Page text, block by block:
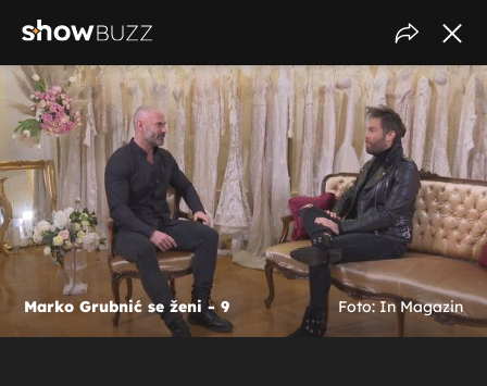
Marko Grubnić se ženi - 9 Foto: In Magazin